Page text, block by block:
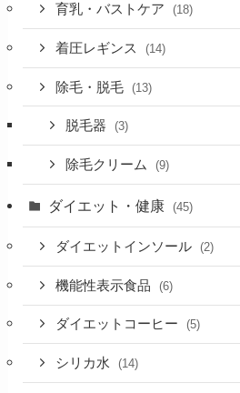
育乳・バストケア (18)
着圧レギンス (14)
除毛・脱毛 (13)
脱毛器 (3)
除毛クリーム (9)
ダイエット・健康 (45)
ダイエットインソール (2)
機能性表示食品 (6)
ダイエットコーヒー (5)
シリカ水 (14)